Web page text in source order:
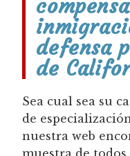
defensa
de
Sea cual sea su
de
nuestra web
muestra de